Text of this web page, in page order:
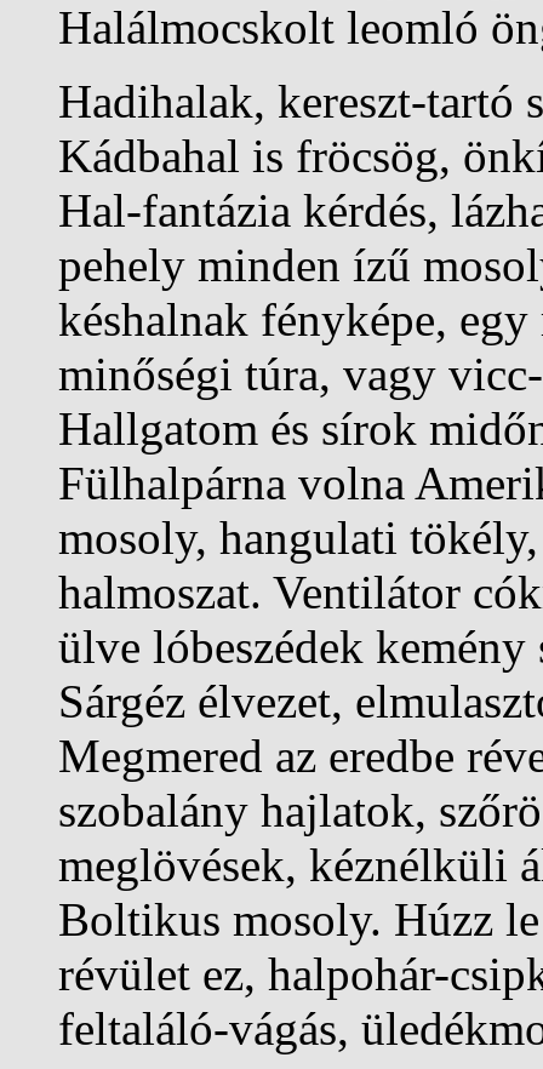
Halálmocskolt leomló
Hadihalak, kereszt-tartó
Kádbahal is fröcsög,
Hal-fantázia kérdés,
pehely minden ízű
késhalnak fényképe,
minőségi túra, vagy
Hallgatom és sírok
Fülhalpárna volna
mosoly, hangulati
halmoszat. Ventilátor
ülve lóbeszédek
Sárgéz élvezet,
Megmered az eredbe
szobalány hajlatok,
meglövések, kéznélküli
Boltikus mosoly. Húzz
révület ez, halpohár-
feltaláló-vágás,